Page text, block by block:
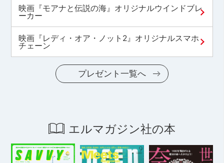
映画『モアナと伝説の海』オリジナルウインドブレ
ーカー
映画『レディ・オア・ノット2』オリジナルスマホ
チェーン
プレゼント一覧へ
エルマガジン社の本